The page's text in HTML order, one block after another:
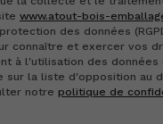
www.atout-bois-
des données
connaître et exercer vos
à l'utilisation des
sur la liste d'opposition au
notre politique de